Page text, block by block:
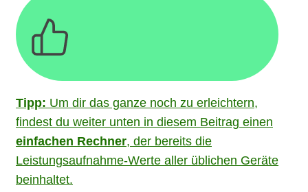
Tipp: Um dir das ganze noch zu erleichtern,
findest du weiter unten in diesem Beitrag einen
einfachen Rechner, der bereits die
Leistungsaufnahme-Werte aller üblichen Geräte
beinhaltet.